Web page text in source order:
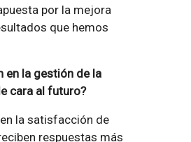
por la mejora
que hemos
en la gestión de la
cara al futuro?
la satisfacción de
respuestas más